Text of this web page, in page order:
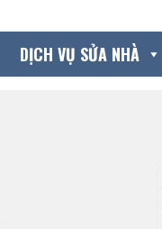
DỊCH VỤ SỬA NHÀ